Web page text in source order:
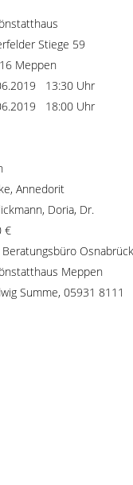
Stiege 59
Meppen
13:30 Uhr
18:00 Uhr
Annedorit
Doria, Dr.
€
Beratungsbüro Osnabrück
Meppen
Summe, 05931 8111